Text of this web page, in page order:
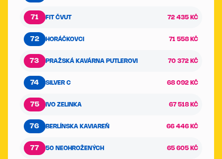
71 FIT ČVUT 72 435 KČ
72 HORÁČKOVCI 71 558 KČ
73 PRAŽSKÁ KAVÁRNA PUTLEROVI 70 372 KČ
74 SILVER C 68 092 KČ
75 IVO ZELINKA 67 518 KČ
76 BERLÍNSKA KAVIAREŇ 66 446 KČ
77 50 NEOHROŽENÝCH 65 605 KČ